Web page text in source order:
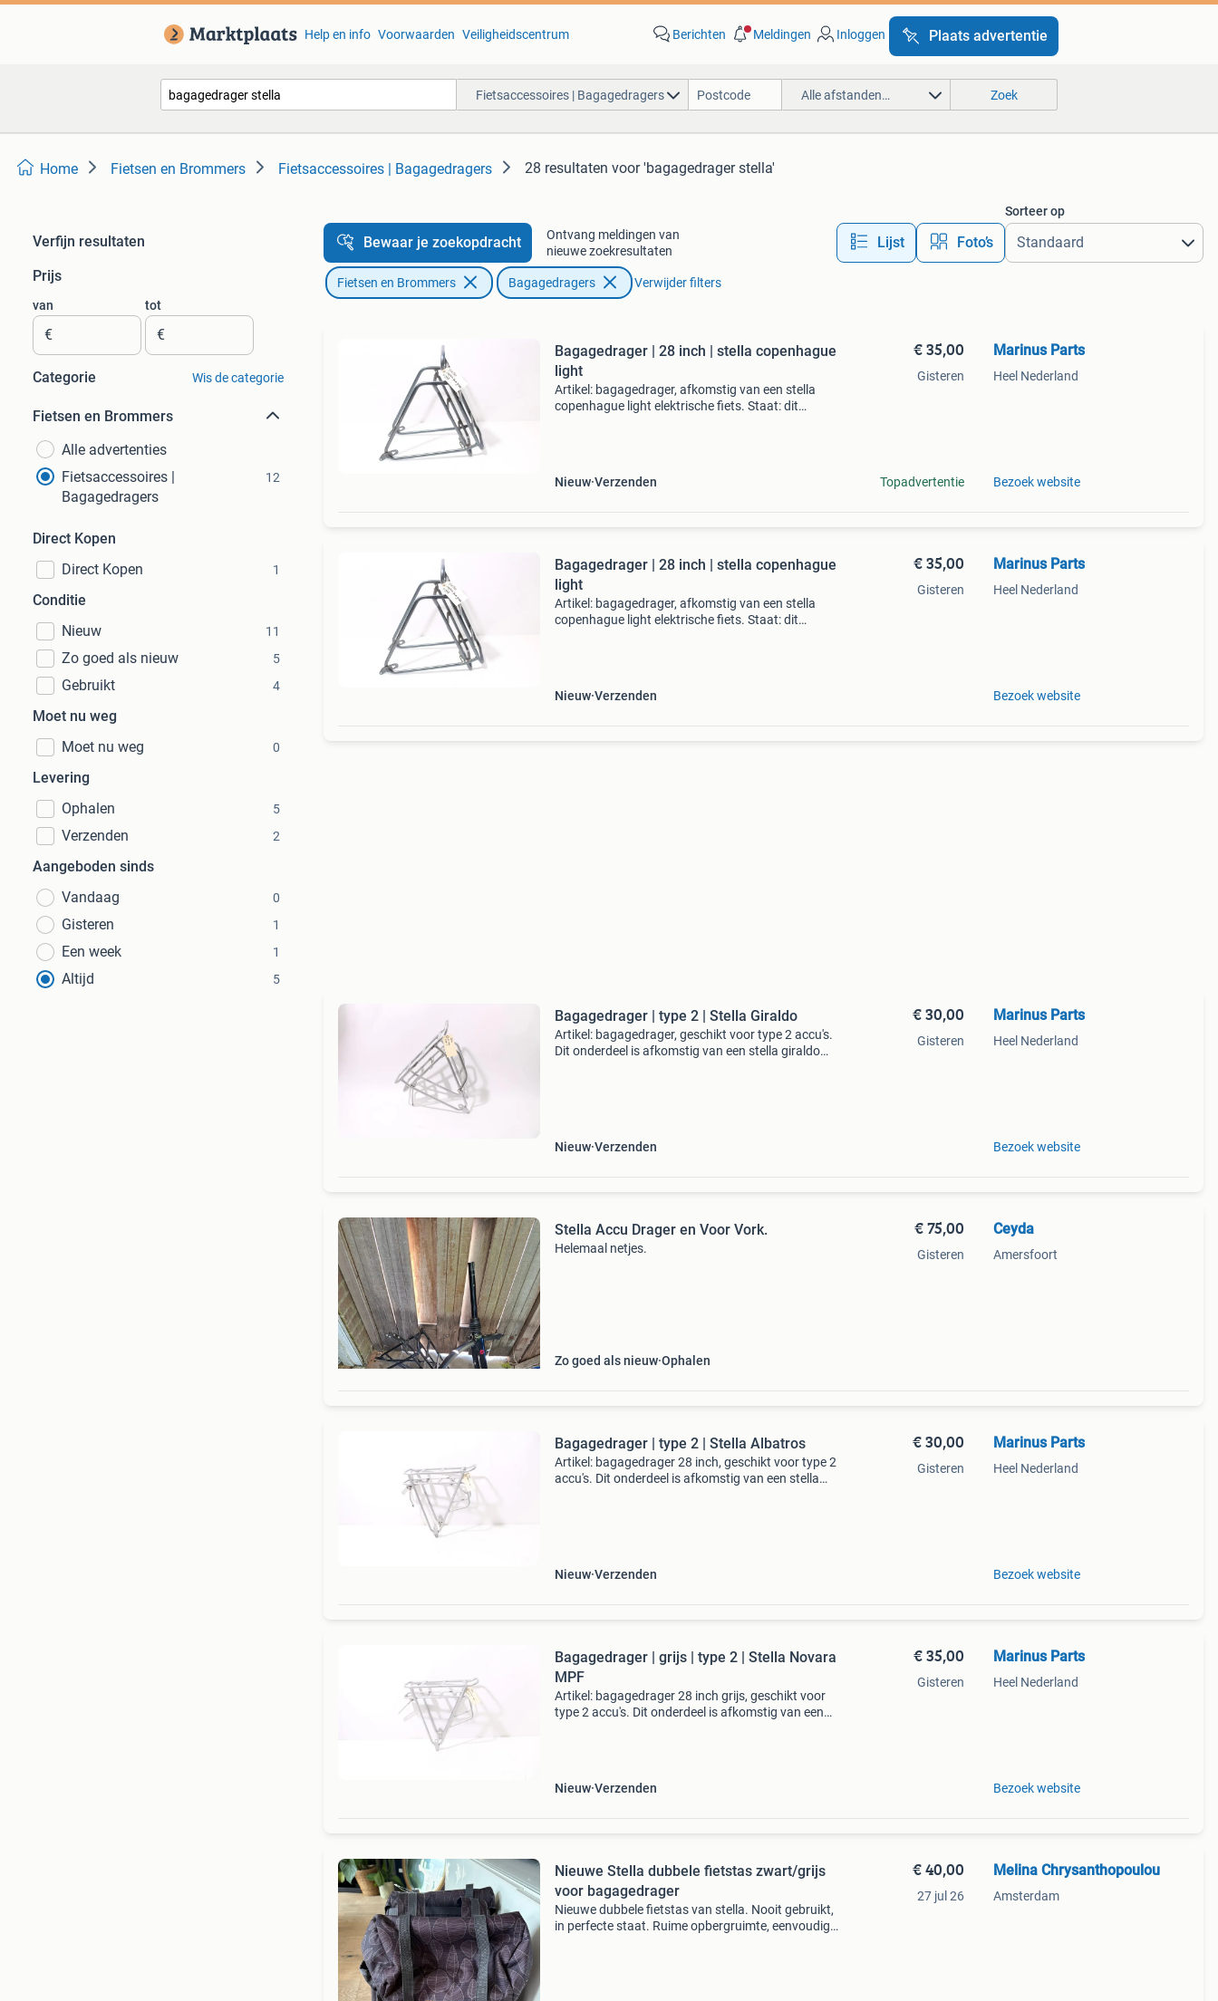
Help en info Voorwaarden Veiligheidscentrum Berichten Meldingen Inloggen Plaats advertentie
Fietsaccessoires | Bagagedragers Alle afstanden… Zoek
Home Fietsen en Brommers Fietsaccessoires | Bagagedragers 28 resultaten voor 'bagagedrager stella'
Verfijn resultaten
Prijs
van
€
tot
€
Categorie Wis de categorie
Fietsen en Brommers
Alle advertenties
Fietsaccessoires |
Bagagedragers
12
Direct Kopen
Direct Kopen
1
Conditie
Nieuw
11
Zo goed als nieuw 5
Gebruikt 4
Moet nu weg
Moet nu weg
0
Levering
Ophalen
5
Verzenden 2
Aangeboden sinds
Vandaag
0
Gisteren 1
Een week 1
Altijd 5
Bewaar je zoekopdracht
Ontvang meldingen van
nieuwe zoekresultaten
Lijst Foto’s
Sorteer op
Fietsen en Brommers Bagagedragers Verwijder filters
Bagagedrager | 28 inch | stella copenhague
light
Artikel: bagagedrager, afkomstig van een stella
copenhague light elektrische fiets. Staat: dit
Nieuw Verzenden
€ 35,00
Gisteren
Topadvertentie
Marinus Parts
Heel Nederland
Bezoek website
Bagagedrager | 28 inch | stella copenhague
light
Artikel: bagagedrager, afkomstig van een stella
copenhague light elektrische fiets. Staat: dit
Nieuw Verzenden
€ 35,00
Gisteren
Marinus Parts
Heel Nederland
Bezoek website
Bagagedrager | type 2 | Stella Giraldo
Artikel: bagagedrager, geschikt voor type 2 accu's.
Dit onderdeel is afkomstig van een stella giraldo
Nieuw Verzenden
€ 30,00
Gisteren
Marinus Parts
Heel Nederland
Bezoek website
Stella Accu Drager en Voor Vork.
Helemaal netjes.
Zo goed als nieuw Ophalen
€ 75,00
Gisteren
Ceyda
Amersfoort
Bagagedrager | type 2 | Stella Albatros
Artikel: bagagedrager 28 inch, geschikt voor type 2
accu's. Dit onderdeel is afkomstig van een stella
Nieuw Verzenden
€ 30,00
Gisteren
Marinus Parts
Heel Nederland
Bezoek website
Bagagedrager | grijs | type 2 | Stella Novara
MPF
Artikel: bagagedrager 28 inch grijs, geschikt voor
type 2 accu's. Dit onderdeel is afkomstig van een
Nieuw Verzenden
€ 35,00
Gisteren
Marinus Parts
Heel Nederland
Bezoek website
Nieuwe Stella dubbele fietstas zwart/grijs
voor bagagedrager
Nieuwe dubbele fietstas van stella. Nooit gebruikt,
in perfecte staat. Ruime opbergruimte, eenvoudig
€ 40,00
27 jul 26
Melina Chrysanthopoulou
Amsterdam